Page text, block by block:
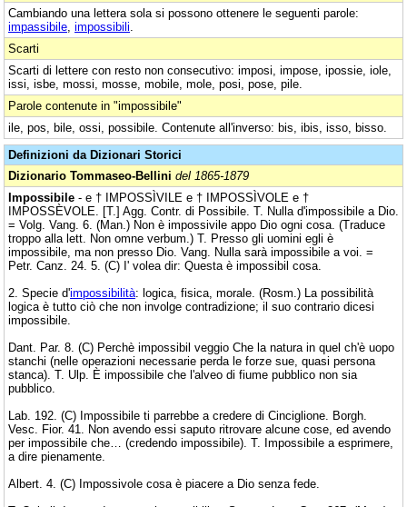
Cambiando una lettera sola si possono ottenere le seguenti parole:
impassibile impossibili
Scarti
Scarti di lettere con resto non consecutivo: imposi, impose, ipossie, iole,
issi, isbe, mossi, mosse, mobile, mole, posi, pose, pile.
Parole contenute in "impossibile"
ile, pos, bile, ossi, possibile. Contenute all'inverso: bis, ibis, isso, bisso.
Definizioni da Dizionari Storici
Dizionario Tommaseo-Bellini del 1865-1879
Impossibile - e † IMPOSSÌVILE e † IMPOSSÌVOLE e †
IMPOSSÈVOLE. [T.] Agg. Contr. di Possibile. T. Nulla d'impossibile a Dio.
= Volg. Vang. 6. (Man.) Non è impossivile appo Dio ogni cosa. (Traduce
troppo alla lett. Non omne verbum.) T. Presso gli uomini egli è
impossibile, ma non presso Dio. Vang. Nulla sarà impossibile a voi. =
Petr. Canz. 24. 5. (C) I' volea dir: Questa è impossibil cosa.
2. Specie d'impossibilità: logica, fisica, morale. (Rosm.) La possibilità
logica è tutto ciò che non involge contradizione; il suo contrario dicesi
impossibile.
Dant. Par. 8. (C) Perchè impossibil veggio Che la natura in quel ch'è uopo
stanchi (nelle operazioni necessarie perda le forze sue, quasi persona
stanca). T. Ulp. È impossibile che l'alveo di fiume pubblico non sia
pubblico.
Lab. 192. (C) Impossibile ti parrebbe a credere di Cinciglione. Borgh.
Vesc. Fior. 41. Non avendo essi saputo ritrovare alcune cose, ed avendo
per impossibile che… (credendo impossibile). T. Impossibile a esprimere,
a dire pienamente.
Albert. 4. (C) Impossivole cosa è piacere a Dio senza fede.